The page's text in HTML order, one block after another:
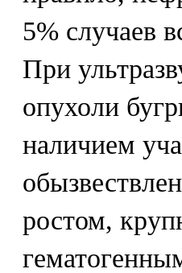
5% случаев
При
опухоли
наличием
ростом,